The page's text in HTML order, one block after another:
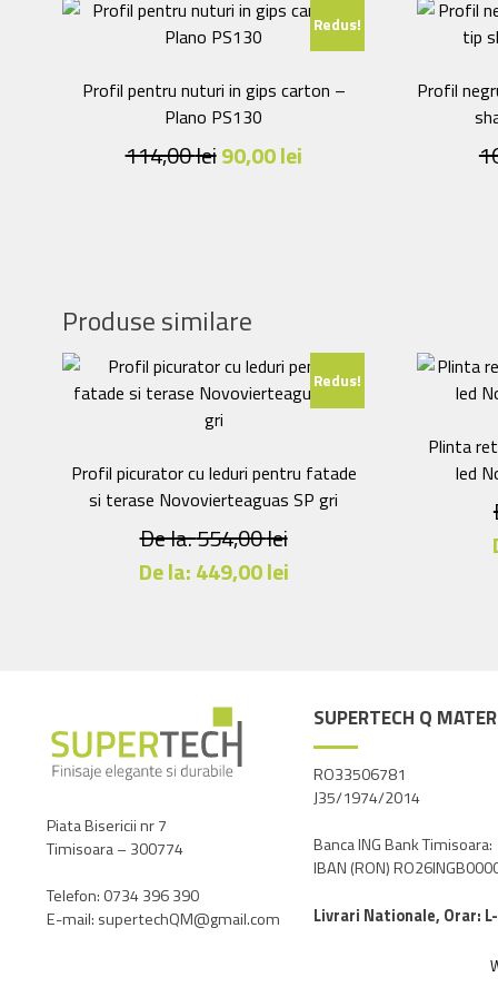
Redus!
Profil pentru nuturi in gips carton –
Plano PS130
114,00leiPrețul
90,00leiPrețul
Profil
Produse similare
Redus!
Profil picurator cu leduri pentru fatade
si terase Novovierteaguas SP gri
De la:554,00lei
De la:449,00lei
multe
variații.
Opțiunile
produsului.
Plinta
led
Piata Bisericii nr 7
Timisoara – 300774
Telefon: 0734 396 390
E-mail: supertechQM@gmail.com
SUPERTECH Q
RO33506781
J35/1974/2014
Banca ING Bank Timisoara:
IBAN (RON)
Livrari Nationale, Orar: